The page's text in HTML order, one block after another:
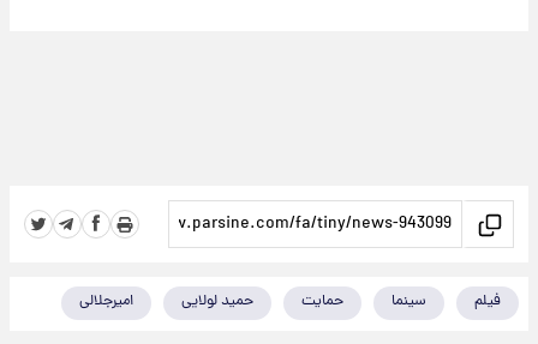
فیلم سینما حمایت حمید لولایی امیرجلالی